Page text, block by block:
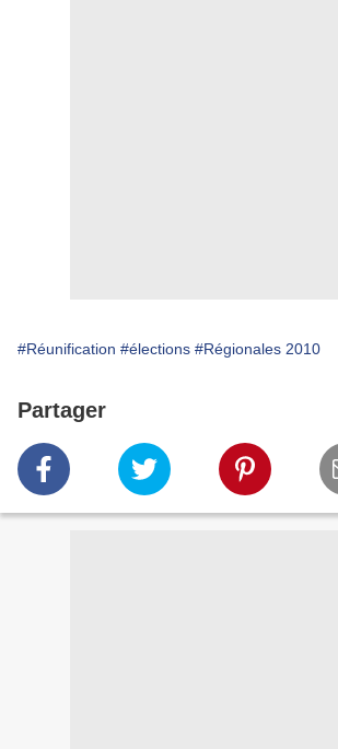
#Réunification #élections #Régionales 2010
Partager